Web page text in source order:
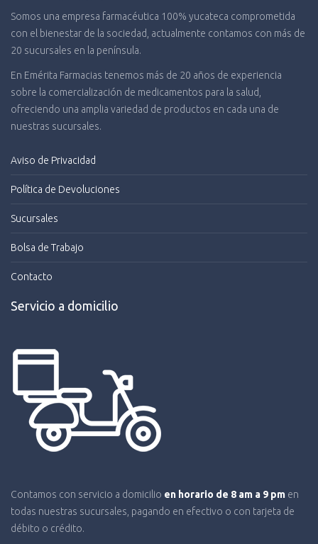
Somos una empresa farmacéutica 100% yucateca comprometida
con el bienestar de la sociedad, actualmente contamos con más de
20 sucursales en la península.
En Emérita Farmacias tenemos más de 20 años de experiencia
sobre la comercialización de medicamentos para la salud,
ofreciendo una amplia variedad de productos en cada una de
nuestras sucursales.
Aviso de Privacidad
Política de Devoluciones
Sucursales
Bolsa de Trabajo
Contacto
Servicio a domicilio
Contamos con servicio a domicilio en horario de 8 am a 9 pm en
todas nuestras sucursales, pagando en efectivo o con tarjeta de
débito o crédito.